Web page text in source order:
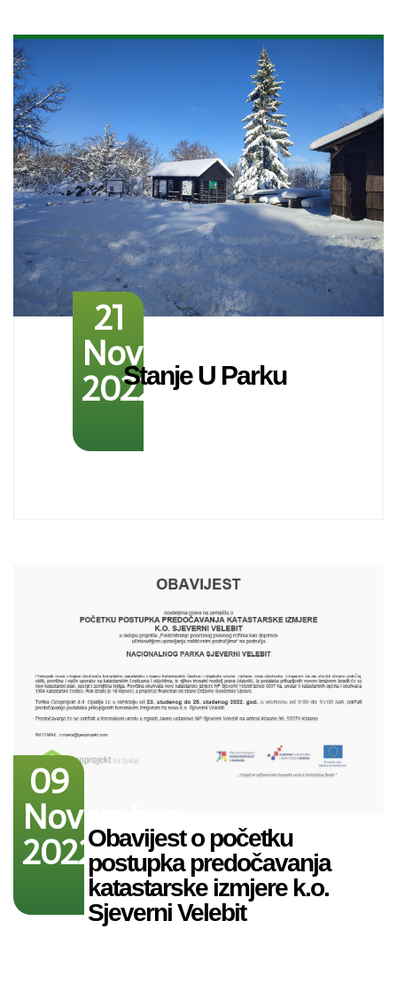
21
November
2022Stanje U Parku
09
November
2022Obavijest o početku
postupka predočavanja
katastarske izmjere k.o.
Sjeverni Velebit